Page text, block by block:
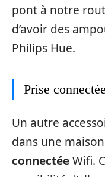
pont à notre
d’avoir des
Philips Hue.
Prise
Un autre
dans une
connectéeWifi.